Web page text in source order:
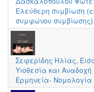
Ελεύθερη συμβίωση
συμφώνου συμβίωσης)
Σεφερίδης Ηλίας,
Υιοθεσία και
Ερμηνεία- Νομολογία